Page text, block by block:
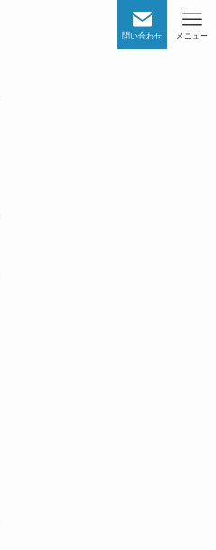
問い合わせ メニュー